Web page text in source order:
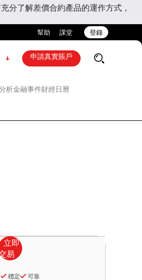
分了解差價合約產品的運作方式，
幫助 課堂 登錄
申請真實賬戶
析金融事件財經日曆
穩定 可靠